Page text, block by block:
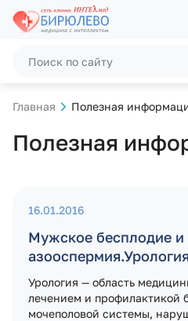
Главная Полезная
Полезная
16.01.2016
Мужское бесплодие и
Урология — область
лечением и профилактикой
мочеполовой системы,